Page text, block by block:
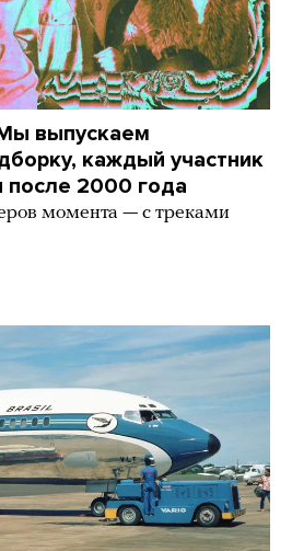
выпускаем
каждый участник
после 2000 года
момента — с треками